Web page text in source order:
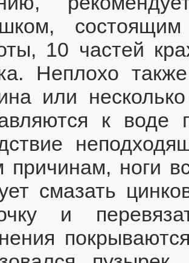
10 частей
Неплохо
или
к
причинам, ноги
смазать
и